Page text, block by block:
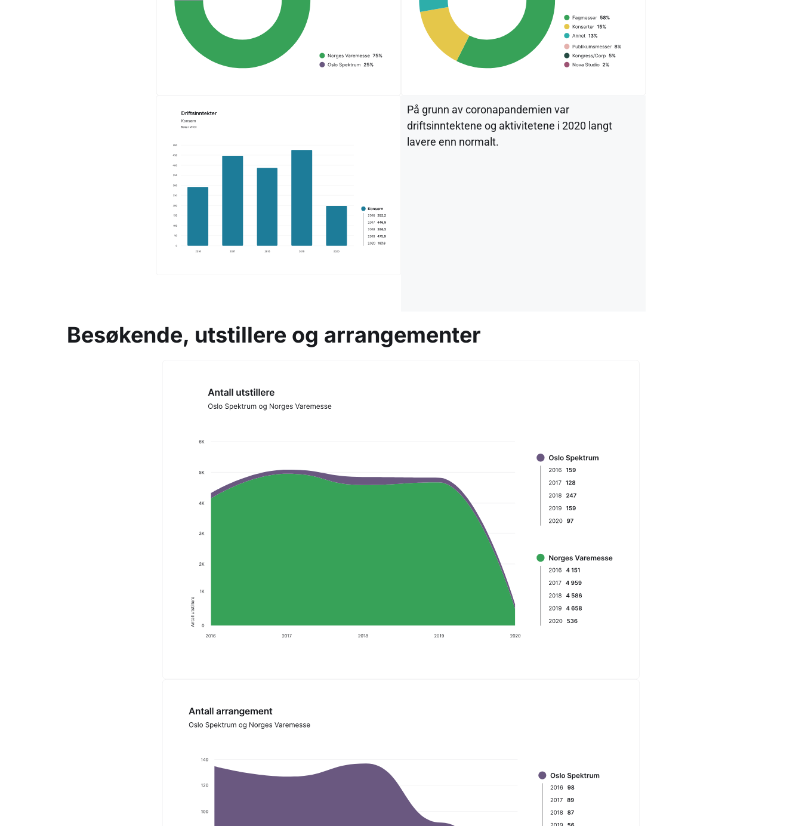
På grunn av coronapandemien var
driftsinntektene og aktivitetene i 2020 langt
lavere enn normalt.
Besøkende, utstillere og arrangementer